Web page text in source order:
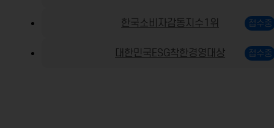
한국소비자감동지수1위
대한민국ESG착한경영대상